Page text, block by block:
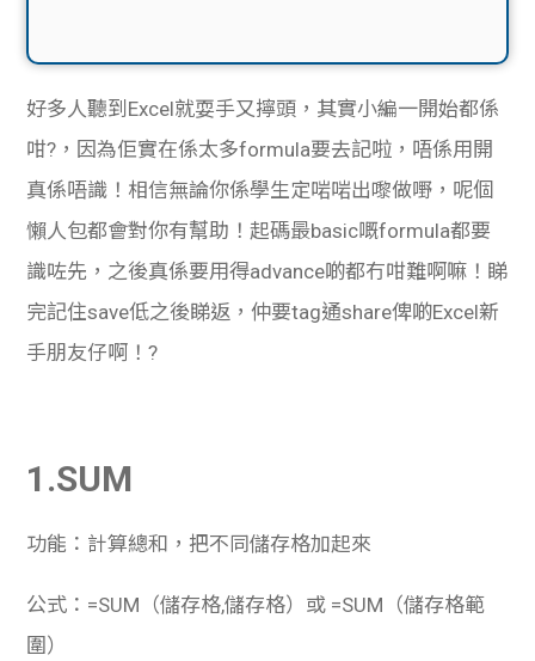
好多人聽到Excel就耍手又擰頭，其實小編一開始都係
咁?，因為佢實在係太多formula要去記啦，唔係用開
真係唔識！相信無論你係學生定啱啱出嚟做嘢，呢個
懶人包都會對你有幫助！起碼最basic嘅formula都要
識咗先，之後真係要用得advance啲都冇咁難啊嘛！睇
完記住save低之後睇返，仲要tag通share俾啲Excel新
手朋友仔啊！?
1.SUM
功能：計算總和，把不同儲存格加起來
公式：=SUM（儲存格,儲存格）或 =SUM（儲存格範
圍）